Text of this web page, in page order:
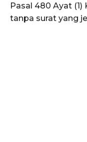
Pasal 480 Ayat
tanpa surat yang